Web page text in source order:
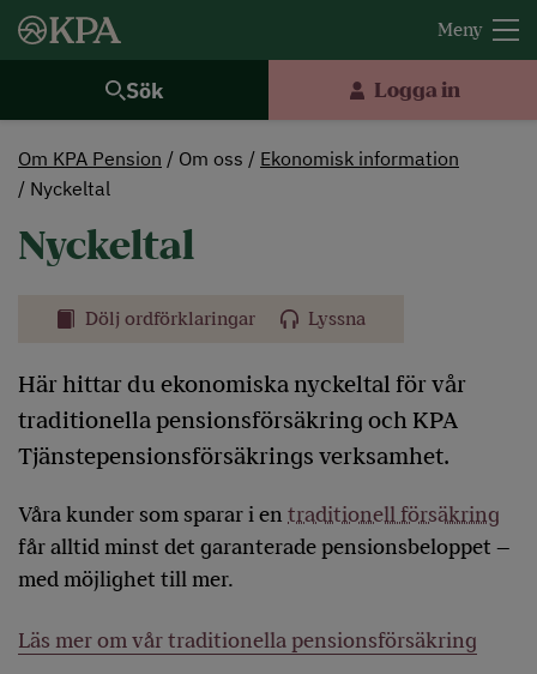
Sök Logga in
Om KPA Pension Om oss
Ekonomisk information
Nyckeltal
Nyckeltal
Dölj ordförklaringar Lyssna
Här hittar du ekonomiska nyckeltal för vår
traditionella pensionsförsäkring och KPA
Tjänstepensionsförsäkrings verksamhet.
Våra kunder som sparar i en traditionell försäkring
får alltid minst det garanterade pensionsbeloppet –
med möjlighet till mer.
Läs mer om vår traditionella pensionsförsäkring